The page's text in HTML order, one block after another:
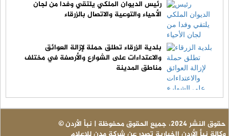
رئيس الديوان الملكي يلتقي وفدا من لجان
الأحياء والتوعية والاتصال بالزرقاء
بلدية الزرقاء تطلق حملة لإزالة العوائق
والاعتداءات على الشوارع والأرصفة في مختلف
مناطق المدينة
© حقوق النشر 2024، جميع الحقوق محفوظة | نبأ الأردن